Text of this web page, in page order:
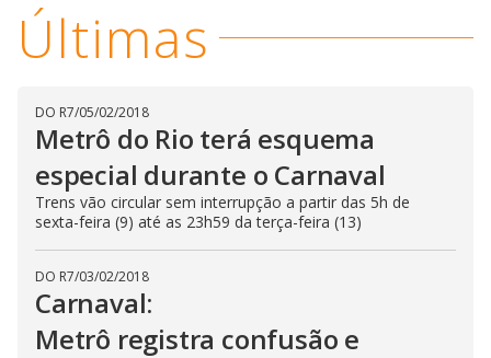
Últimas
DO R7/05/02/2018
Metrô do Rio terá esquema
especial durante o Carnaval
Trens vão circular sem interrupção a partir das 5h de
sexta-feira (9) até as 23h59 da terça-feira (13)
DO R7/03/02/2018
Carnaval:
Metrô registra confusão e